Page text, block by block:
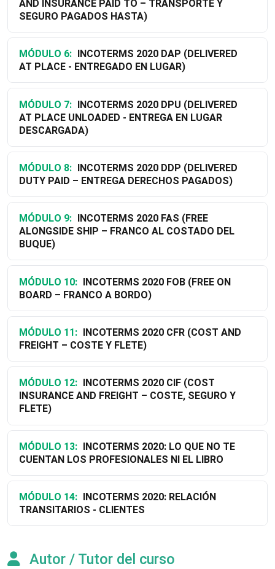
AND INSURANCE PAID TO – TRANSPORTE Y
SEGURO PAGADOS HASTA)
MÓDULO 6:
AT PLACE - ENTREGADO EN LUGAR)
MÓDULO 7:
AT PLACE UNLOADED - ENTREGA EN LUGAR
DESCARGADA)
MÓDULO 8:
DUTY PAID – ENTREGA DERECHOS PAGADOS)
MÓDULO 9:
ALONGSIDE SHIP – FRANCO AL COSTADO DEL
BUQUE)
MÓDULO 10:
BOARD – FRANCO A BORDO)
MÓDULO 11:
FREIGHT – COSTE Y FLETE)
MÓDULO 12:
INSURANCE AND FREIGHT – COSTE, SEGURO Y
FLETE)
MÓDULO 13:
CUENTAN LOS PROFESIONALES NI EL LIBRO
MÓDULO 14:
TRANSITARIOS - CLIENTES
Autor / Tutor del curso